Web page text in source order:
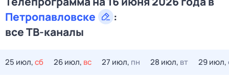
Петропавловске
:
все ТВ-каналы
25 июл,сб 26 июл, вс 27 июл, пн 28 июл, вт 29 июл,